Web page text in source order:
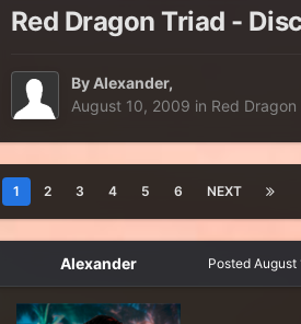
Red Dragon Triad -
ByAlexander,
August 10, 2009 in Red Dragon
1 2 3 4 5 6 NEXT
Alexander Posted August